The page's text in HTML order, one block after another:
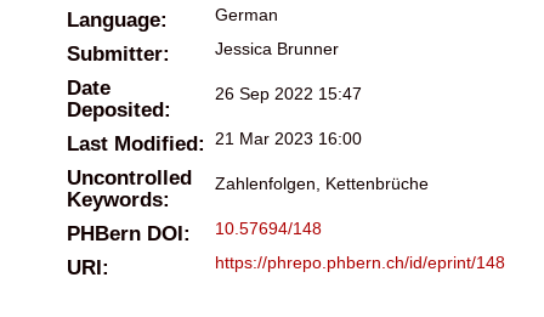
Language: German
Submitter: Jessica Brunner
Date
Deposited:
26 Sep 2022 15:47
Last Modified: 21 Mar 2023 16:00
Uncontrolled
Keywords:
Zahlenfolgen, Kettenbrüche
PHBern DOI: 10.57694/148
URI: https://phrepo.phbern.ch/id/eprint/148